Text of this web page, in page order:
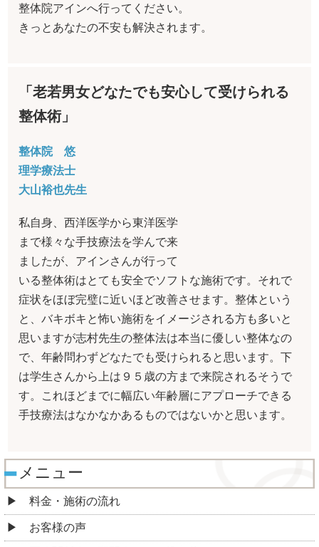
整体院アインへ行ってください。
きっとあなたの不安も解決されます。
「老若男女どなたでも安心して受けられる
整体術」
整体院 悠
理学療法士
大山裕也先生
私自身、西洋医学から東洋医学
まで様々な手技療法を学んで来
ましたが、アインさんが行って
いる整体術はとても安全でソフトな施術です。それで
症状をほぼ完璧に近いほど改善させます。整体という
と、バキボキと怖い施術をイメージされる方も多いと
思いますが志村先生の整体法は本当に優しい整体なの
で、年齢問わずどなたでも受けられると思います。下
は学生さんから上は９５歳の方まで来院されるそうで
す。これほどまでに幅広い年齢層にアプローチできる
手技療法はなかなかあるものではないかと思います。
メニュー
料金・施術の流れ
お客様の声